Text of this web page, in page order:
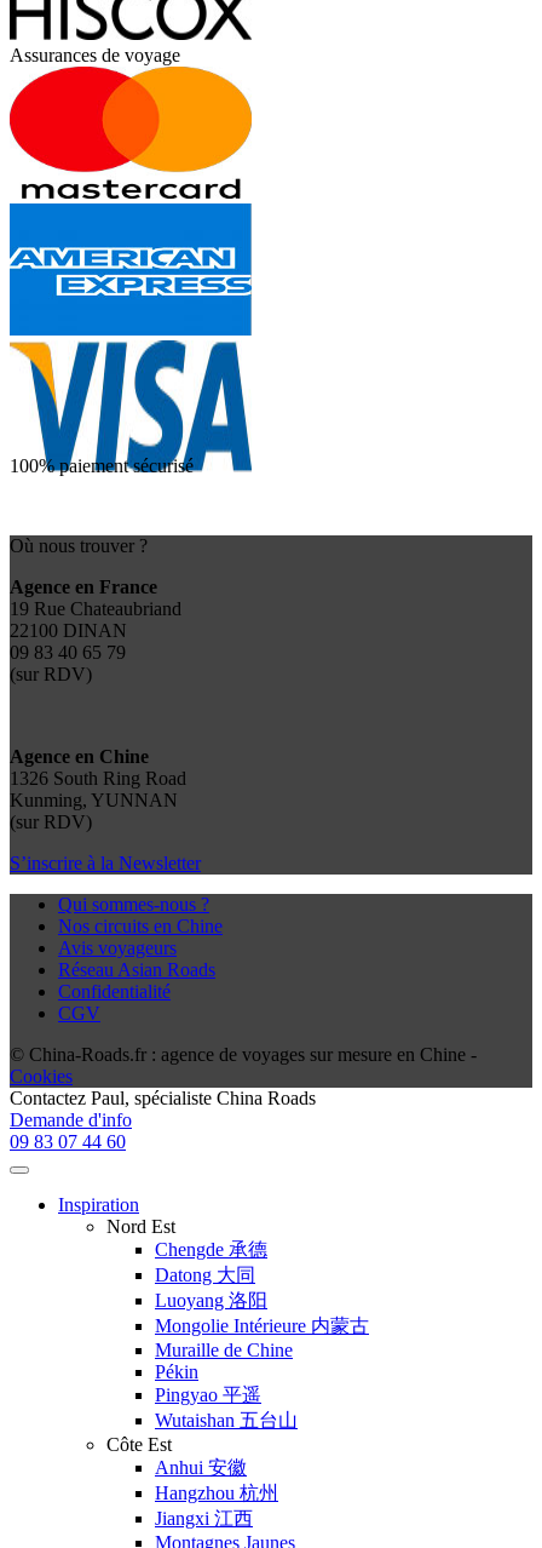
Assurances de voyage
100% paiement sécurisé
Où nous trouver ?
Agence en France
19 Rue Chateaubriand
22100 DINAN
09 83 40 65 79
(sur RDV)
Agence en Chine
1326 South Ring Road
Kunming, YUNNAN
(sur RDV)
S’inscrire à la Newsletter
Qui sommes-nous ?
Nos circuits en Chine
Avis voyageurs
Réseau Asian Roads
Confidentialité
CGV
© China-Roads.fr : agence de voyages sur mesure en Chine -
Cookies
Contactez Paul, spécialiste China Roads
Demande d'info
09 83 07 44 60
Inspiration
Nord Est
Chengde 承德
Datong 大同
Luoyang 洛阳
Mongolie Intérieure 内蒙古
Muraille de Chine
Pékin
Pingyao 平遥
Wutaishan 五台山
Côte Est
Anhui 安徽
Hangzhou 杭州
Jiangxi 江西
Montagnes Jaunes